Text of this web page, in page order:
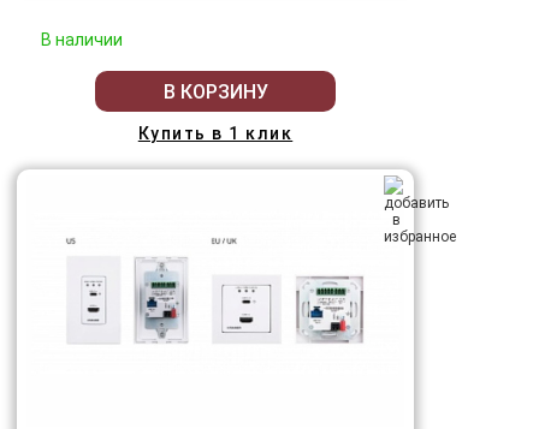
В наличии
В КОРЗИНУ
Купить в 1 клик